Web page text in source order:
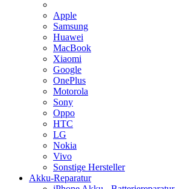
Apple
Samsung
Huawei
MacBook
Xiaomi
Google
OnePlus
Motorola
Sony
Oppo
HTC
LG
Nokia
Vivo
Sonstige Hersteller
Akku-Reparatur